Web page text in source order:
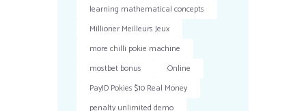
learning mathematical concepts
Millioner Meilleurs Jeux
more chilli pokie machine
mostbet bonus
Online
PayID Pokies $10 Real Money
penalty unlimited demo